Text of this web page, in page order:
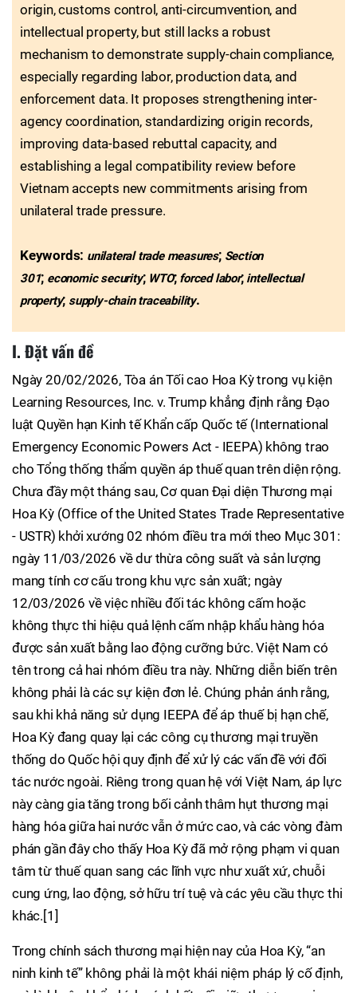
origin, customs control, anti-circumvention, and
intellectual property, but still lacks a robust
mechanism to demonstrate supply-chain compliance,
especially regarding labor, production data, and
enforcement data. It proposes strengthening inter-
agency coordination, standardizing origin records,
improving data-based rebuttal capacity, and
establishing a legal compatibility review before
Vietnam accepts new commitments arising from
unilateral trade pressure.
Keywords: unilateral trade measures; Section
301; economic security; WTO; forced labor; intellectual
property; supply-chain traceability.
I. Đặt vấn đề
Ngày 20/02/2026, Tòa án Tối cao Hoa Kỳ trong vụ kiện
Learning Resources, Inc. v. Trump khẳng định rằng Đạo
luật Quyền hạn Kinh tế Khẩn cấp Quốc tế (International
Emergency Economic Powers Act - IEEPA) không trao
cho Tổng thống thẩm quyền áp thuế quan trên diện rộng.
Chưa đầy một tháng sau, Cơ quan Đại diện Thương mại
Hoa Kỳ (Office of the United States Trade Representative
- USTR) khởi xướng 02 nhóm điều tra mới theo Mục 301:
ngày 11/03/2026 về dư thừa công suất và sản lượng
mang tính cơ cấu trong khu vực sản xuất; ngày
12/03/2026 về việc nhiều đối tác không cấm hoặc
không thực thi hiệu quả lệnh cấm nhập khẩu hàng hóa
được sản xuất bằng lao động cưỡng bức. Việt Nam có
tên trong cả hai nhóm điều tra này. Những diễn biến trên
không phải là các sự kiện đơn lẻ. Chúng phản ánh rằng,
sau khi khả năng sử dụng IEEPA để áp thuế bị hạn chế,
Hoa Kỳ đang quay lại các công cụ thương mại truyền
thống do Quốc hội quy định để xử lý các vấn đề với đối
tác nước ngoài. Riêng trong quan hệ với Việt Nam, áp lực
này càng gia tăng trong bối cảnh thâm hụt thương mại
hàng hóa giữa hai nước vẫn ở mức cao, và các vòng đàm
phán gần đây cho thấy Hoa Kỳ đã mở rộng phạm vi quan
tâm từ thuế quan sang các lĩnh vực như xuất xứ, chuỗi
cung ứng, lao động, sở hữu trí tuệ và các yêu cầu thực thi
khác.[1]
Trong chính sách thương mại hiện nay của Hoa Kỳ, “an
ninh kinh tế” không phải là một khái niệm pháp lý cố định,